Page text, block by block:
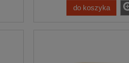
do koszyka